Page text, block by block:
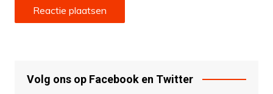
Volg ons op Facebook en Twitter